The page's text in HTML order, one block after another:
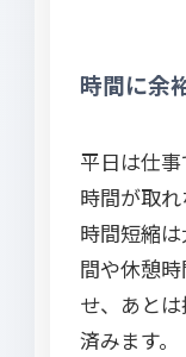
時間に余
平日は仕
時間が取
時間短縮
間や休憩
せ、あと
済みます。